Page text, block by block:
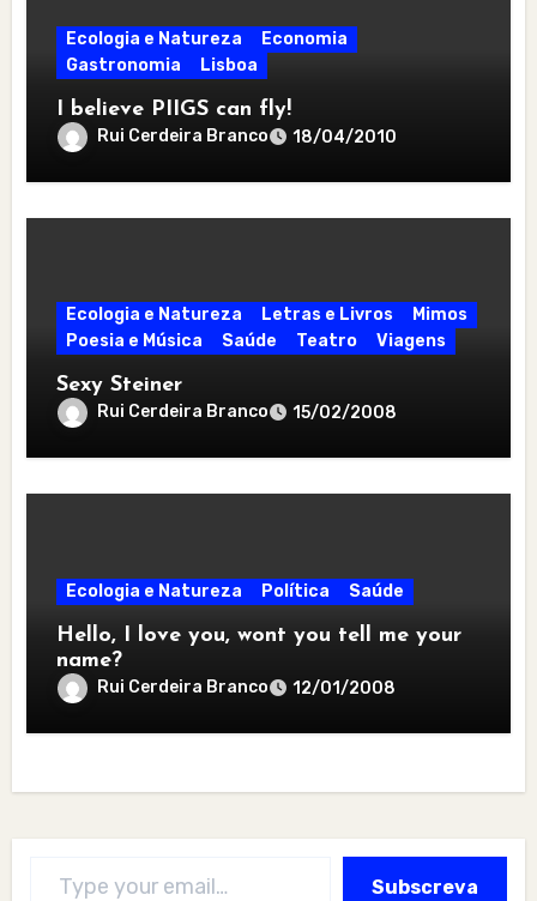
Ecologia e Natureza
Economia
Gastronomia
Lisboa
I believe PIIGS can fly!
Rui Cerdeira Branco 18/04/2010
Ecologia e Natureza Letras e Livros
Mimos
Poesia e Música
Saúde Teatro Viagens
Sexy Steiner
Rui Cerdeira Branco 15/02/2008
Ecologia e Natureza Política Saúde
Hello, I love you, wont you tell me your
name?
Rui Cerdeira Branco 12/01/2008
Subscreva